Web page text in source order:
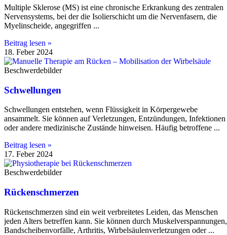
Multiple Sklerose (MS) ist eine chronische Erkrankung des zentralen
Nervensystems, bei der die Isolierschicht um die Nervenfasern, die
Myelinscheide, angegriffen
Beitrag lesen »
18. Feber 2024
Beschwerdebilder
Schwellungen
Schwellungen entstehen, wenn Flüssigkeit in Körpergewebe
ansammelt. Sie können auf Verletzungen, Entzündungen, Infektionen
oder andere medizinische Zustände hinweisen. Häufig betroffene
Beitrag lesen »
17. Feber 2024
Beschwerdebilder
Rückenschmerzen
Rückenschmerzen sind ein weit verbreitetes Leiden, das Menschen
jeden Alters betreffen kann. Sie können durch Muskelverspannungen,
Bandscheibenvorfälle, Arthritis, Wirbelsäulenverletzungen oder